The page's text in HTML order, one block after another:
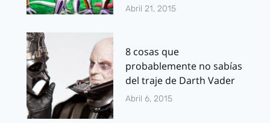
Abril 21, 2015
8 cosas que
probablemente no sabías
del traje de Darth Vader
Abril 6, 2015